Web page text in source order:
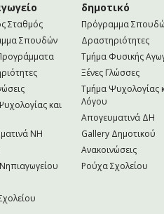
Σταθμός
Σπουδών
και
NH
δημοτικό
Πρόγραμμα
Δραστηριότητες
Τμήμα Φυσικής
Ξένες Γλώσσες
Τμήμα Ψυχολογίας
Λόγου
Απογευματινά ΔΗ
Gallery Δημοτικού
Ανακοινώσεις
Ρούχα Σχολείου